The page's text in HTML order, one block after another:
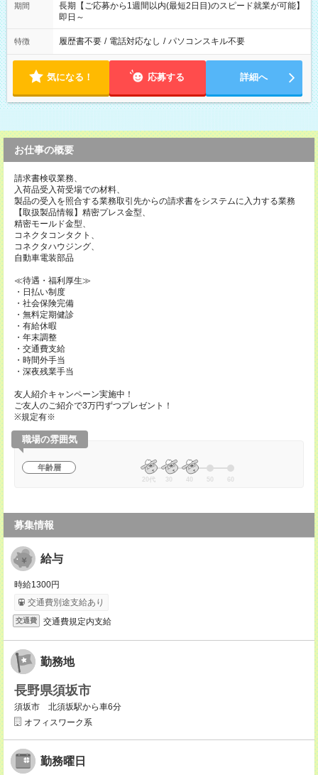
期間
長期【ご応募から1週間以内(最短2日目)のスピード就業が可能】
即日～
特徴 履歴書不要 / 電話対応なし / パソコンスキル不要
気になる！ 応募する 詳細へ
お仕事の概要
請求書検収業務、
入荷品受入荷受場での材料、
製品の受入を照合する業務取引先からの請求書をシステムに入力する業務
【取扱製品情報】精密プレス金型、
精密モールド金型、
コネクタコンタクト、
コネクタハウジング、
自動車電装部品
≪待遇・福利厚生≫
・日払い制度
・社会保険完備
・無料定期健診
・有給休暇
・年末調整
・交通費支給
・時間外手当
・深夜残業手当
友人紹介キャンペーン実施中！
ご友人のご紹介で3万円ずつプレゼント！
※規定有※
職場の雰囲気
年齢層
20代 30 40 50 60
募集情報
給与
時給1300円
交通費別途支給あり
交通費 交通費規定内支給
勤務地
長野県須坂市
須坂市 北須坂駅から車6分
オフィスワーク系
勤務曜日